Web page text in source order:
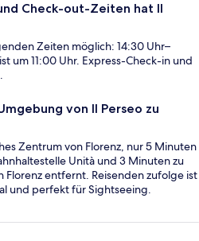
Check-out-Zeiten hat Il
Zeiten möglich: 14:30 Uhr–
um 11:00 Uhr. Express-Check-in und
von Il Perseo zu
Zentrum von Florenz, nur 5 Minuten
Unità und 3 Minuten zu
Florenz entfernt. Reisenden zufolge ist
und perfekt für Sightseeing.